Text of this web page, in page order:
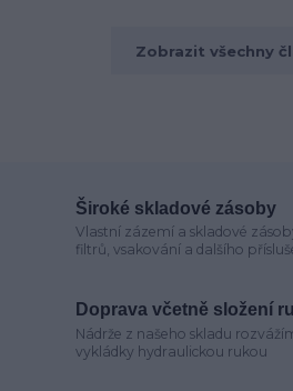
Zobrazit všechny
Široké skladové zásoby
Vlastní zázemí a skladové
filtrů, vsakování a dalšího
Doprava včetně složení
Nádrže z našeho skladu
vykládky hydraulickou rukou